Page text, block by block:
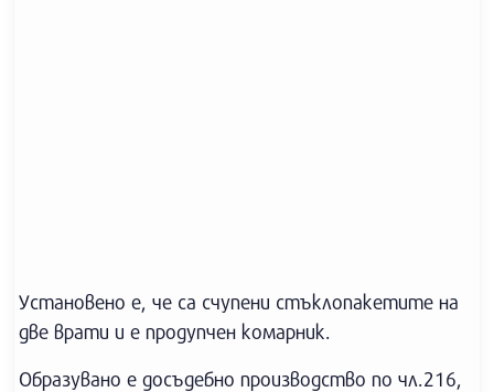
Установено е, че са счупени стъклопакетите на
две врати и е продупчен комарник.
Образувано е досъдебно производство по чл.216,